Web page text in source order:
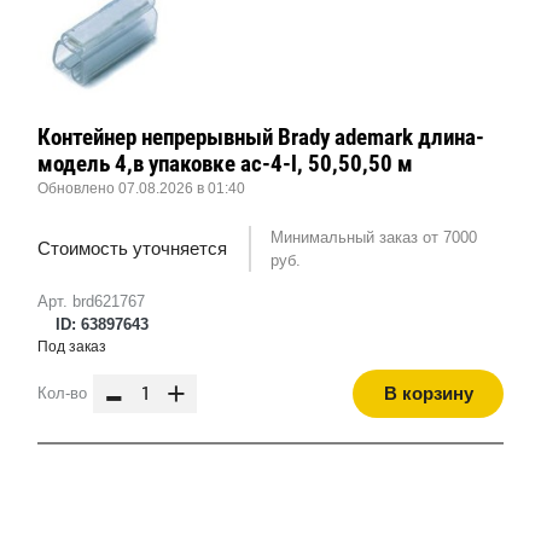
Арт. brd621767
ID: 63897643
Контейнер непрерывный Brady ademark длина-
модель 4,в упаковке ac-4-l, 50,50,50 м
Обновлено 07.08.2026 в 01:40
Стоимость уточняется
Минимальный заказ от 7000
руб.
Под заказ
Кол-во - + В корзину